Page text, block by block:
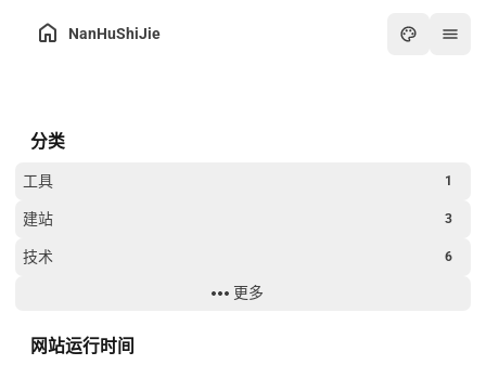
NanHuShiJie
分类
工具 1
建站 3
技术 6
过年
更多
网站运行时间